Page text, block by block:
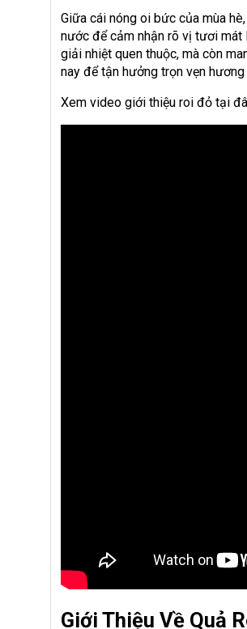
Giữa cái nóng oi bức của mùa
nước để cảm nhận rõ vị tươi mát
giải nhiệt quen thuộc, mà còn
nay để tận hưởng trọn vẹn hương
Xem video giới thiệu roi đỏ tại
Giới Thiệu Về Quả